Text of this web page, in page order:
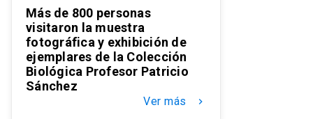
Más de 800 personas
visitaron la muestra
fotográfica y exhibición de
ejemplares de la Colección
Biológica Profesor Patricio
Sánchez
Ver más keyboard_arrow_right